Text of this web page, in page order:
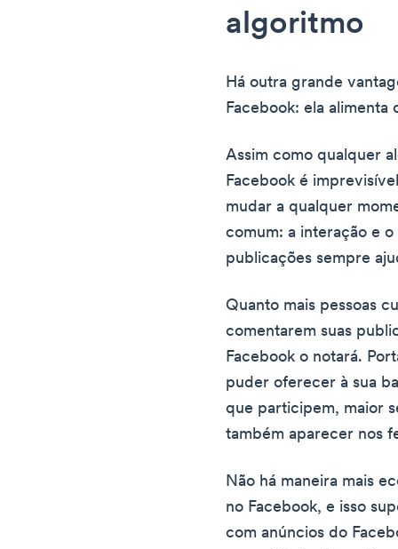
algoritmo
Há outra grande
Facebook: ela alimenta
Assim como qualquer
Facebook é
mudar a qualquer
comum: a interação e
publicações sempre
Quanto mais pessoas
comentarem suas
Facebook o notará.
puder oferecer à sua
que participem, maior
também aparecer nos
Não há maneira mais
no Facebook, e isso
com anúncios do